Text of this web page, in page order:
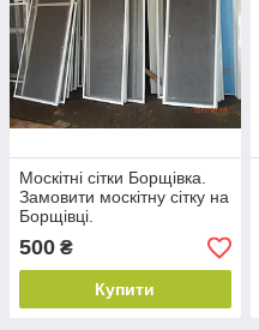
Москітні сітки Борщівка.
Замовити москітну сітку на
Борщівці.
500 ₴
Купити